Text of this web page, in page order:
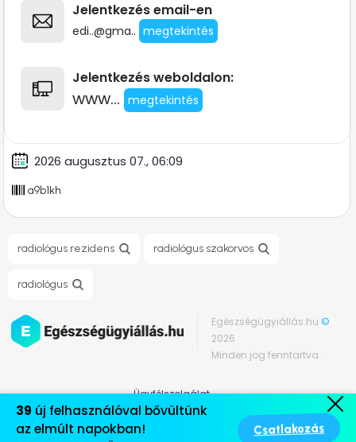
Jelentkezés email-en
edi..@gma.. megtekintés
Jelentkezés weboldalon:
www... megtekintés
2026 augusztus 07., 06:09
a9b1kh
radiológus rezidens radiológus szakorvos
radiológus
Egészségügyiállás.hu©
2026
Minden jog fenntartva.
Ügyfélszolgálat
Médiaajánlat
Általános szerződési feltételek
39 új felhasználóval bővültünk
az elmúlt napokban!
Csatlakozás